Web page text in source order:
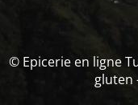
© Epicerie en ligne
gluten